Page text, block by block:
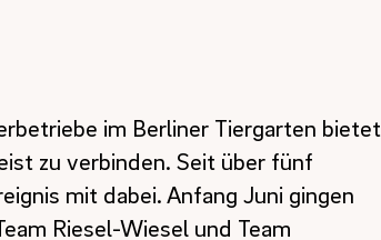
im Berliner Tiergarten bietet
zu verbinden. Seit über fünf
mit dabei. Anfang Juni gingen
Riesel-Wiesel und Team